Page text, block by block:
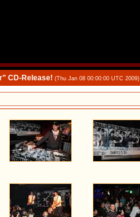
CD-Release! (Thu Jan 08 00:00:00 UTC 2009)